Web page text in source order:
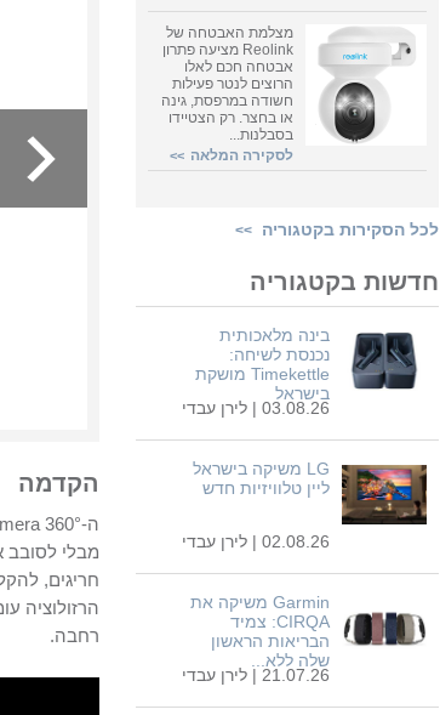
מצלמת האבטחה של
Reolink מציעה פתרון
אבטחה חכם לאלו
הרוצים לנטר פעילות
חשודה במרפסת, גינה
או בחצר. רק הצטיידו
בסבלנות...
לסקירה המלאה >>
לכל הסקירות בקטגוריה >>
חדשות בקטגוריה
בינה מלאכותית
נכנסת לשיחה:
Timekettle מושקת
בישראל
03.08.26 | לירן עבדי
LG משיקה בישראל
ליין טלוויזיות חדש
02.08.26 | לירן עבדי
Garmin משיקה את
CIRQA: צמיד
הבריאות הראשון
שלה ללא...
21.07.26 | לירן עבדי
הקדמה
מבלי לסובב
חריגים,
רחבה.